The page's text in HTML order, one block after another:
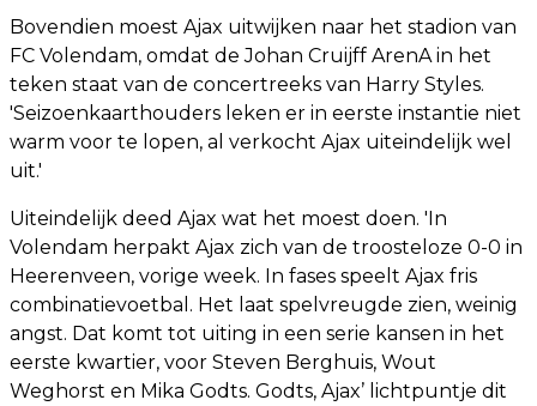
Bovendien moest Ajax uitwijken naar het stadion van
FC Volendam, omdat de Johan Cruijff ArenA in het
teken staat van de concertreeks van Harry Styles.
'Seizoenkaarthouders leken er in eerste instantie niet
warm voor te lopen, al verkocht Ajax uiteindelijk wel
uit.'
Uiteindelijk deed Ajax wat het moest doen. 'In
Volendam herpakt Ajax zich van de troosteloze 0-0 in
Heerenveen, vorige week. In fases speelt Ajax fris
combinatievoetbal. Het laat spelvreugde zien, weinig
angst. Dat komt tot uiting in een serie kansen in het
eerste kwartier, voor Steven Berghuis, Wout
Weghorst en Mika Godts. Godts, Ajax’ lichtpuntje dit